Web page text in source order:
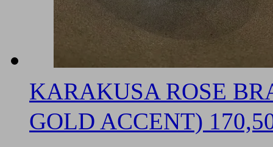
KARAKUSA ROSE
GOLD ACCENT)